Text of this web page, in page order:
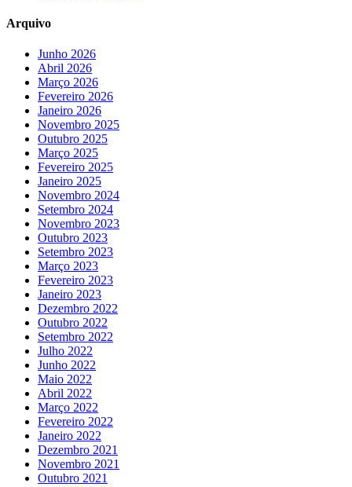
Arquivo
Junho 2026
Abril 2026
Março 2026
Fevereiro 2026
Janeiro 2026
Novembro 2025
Outubro 2025
Março 2025
Fevereiro 2025
Janeiro 2025
Novembro 2024
Setembro 2024
Novembro 2023
Outubro 2023
Setembro 2023
Março 2023
Fevereiro 2023
Janeiro 2023
Dezembro 2022
Outubro 2022
Setembro 2022
Julho 2022
Junho 2022
Maio 2022
Abril 2022
Março 2022
Fevereiro 2022
Janeiro 2022
Dezembro 2021
Novembro 2021
Outubro 2021